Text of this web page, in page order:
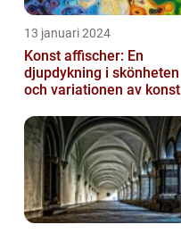
13 januari 2024
Konst affischer: En
djupdykning i skönheten
och variationen av konst